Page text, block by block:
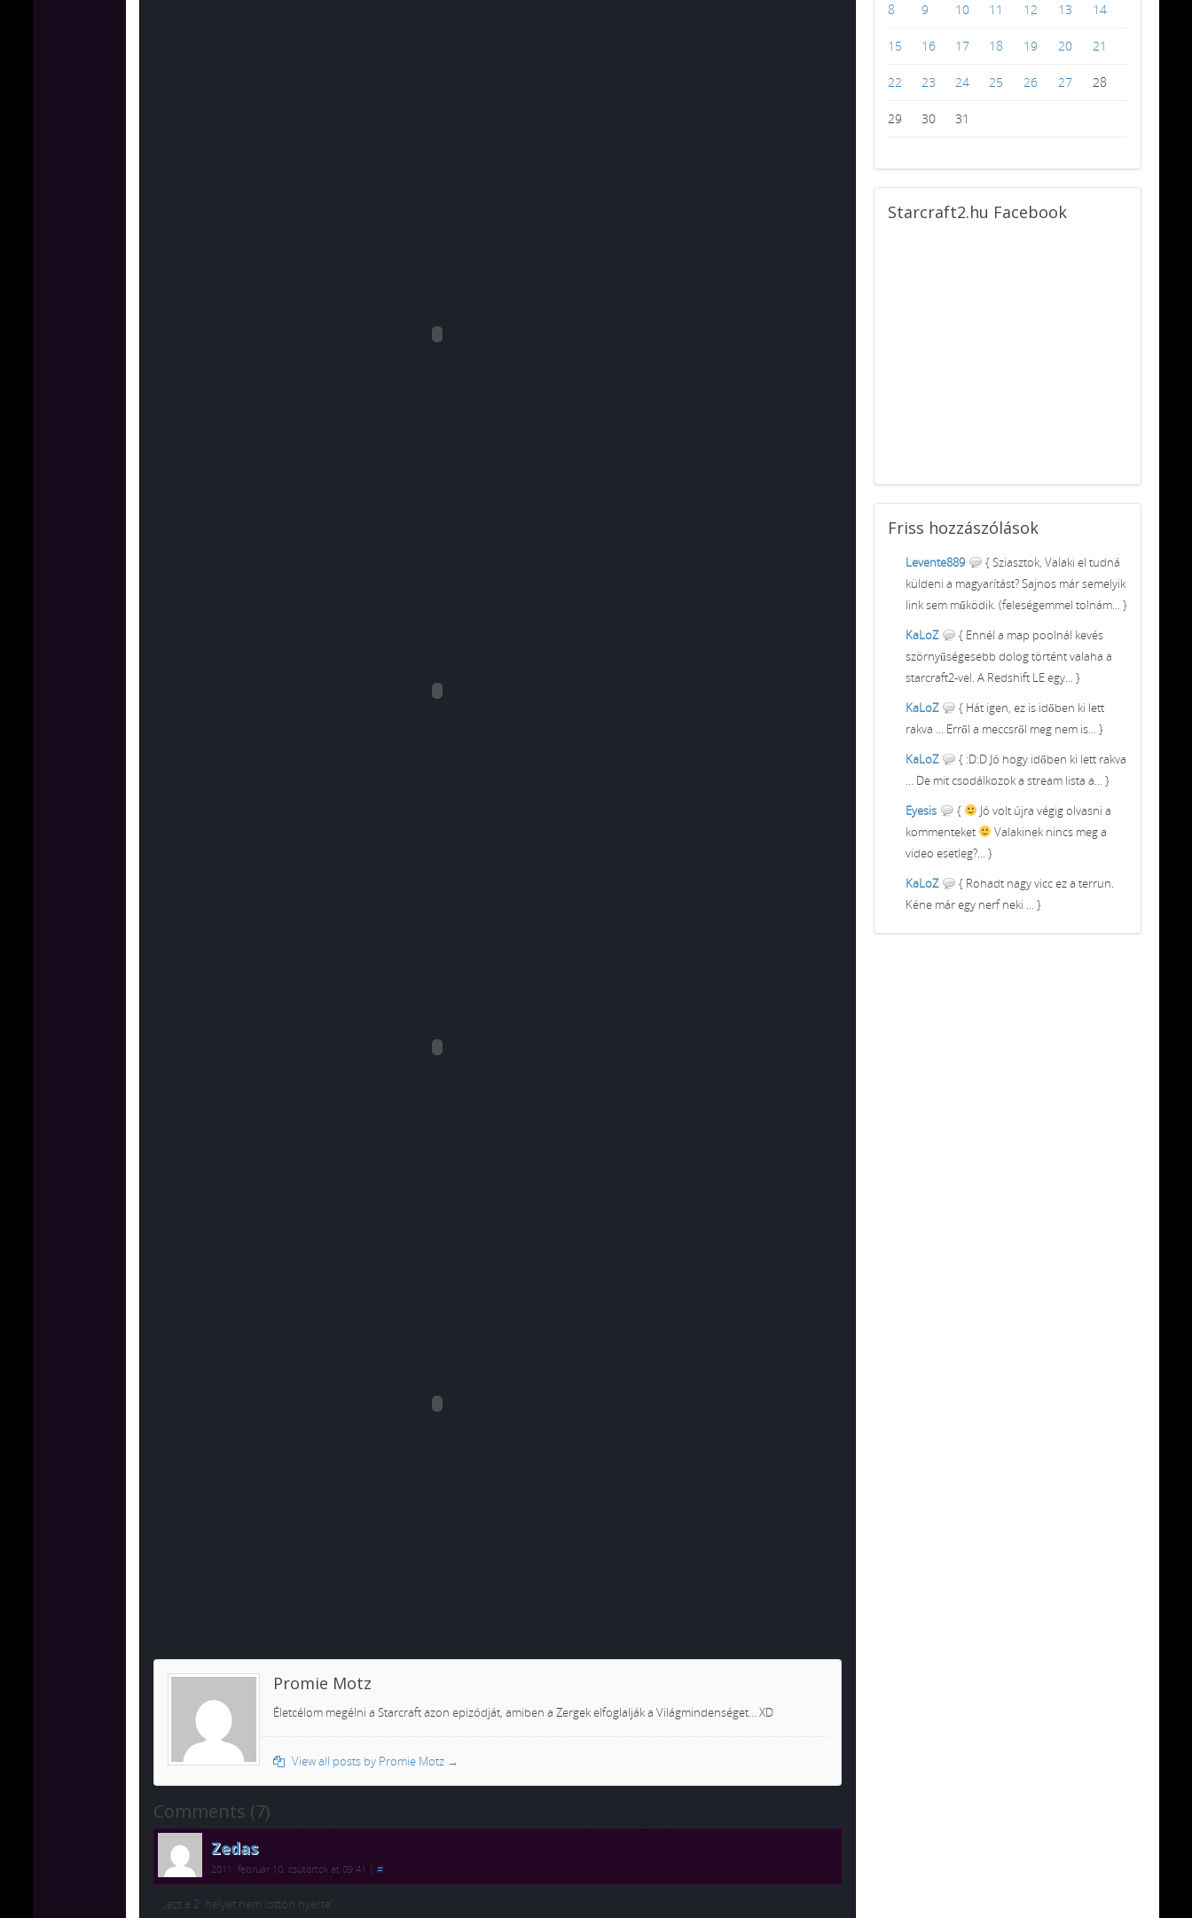
Promie Motz
Életcélom megélni a Starcraft azon epizódját, amiben a Zergek elfoglalják a Világmindenséget... XD
View all posts by Promie Motz →
Comments (7)
Zedas
2011. február 10. csütörtök at 09:41 #
„ezt a 2. helyet nem lottón nyerte”
8 9 10 11 12 13 14
15 16 17 18 19 20 21
22 23 24 25 26 27 28
29 30 31
Starcraft2.hu Facebook
Friss hozzászólások
Levente889
{ Sziasztok, Valaki el tudná
küldeni a magyarítást? Sajnos már semelyik
link sem működik. (feleségemmel tolnám... }
KaLoZ
{ Ennél a map poolnál kevés
szörnyűségesebb dolog történt valaha a
starcraft2-vel. A Redshift LE egy... }
KaLoZ
{ Hát igen, ez is időben ki lett
rakva ... Erről a meccsről meg nem is... }
KaLoZ
{ :D:D Jó hogy időben ki lett rakva
... De mit csodálkozok a stream lista a... }
Eyesis
{
Jó volt újra végig olvasni a
kommenteket
Valakinek nincs meg a
video esetleg?... }
KaLoZ
{ Rohadt nagy vicc ez a terrun.
Kéne már egy nerf neki ... }